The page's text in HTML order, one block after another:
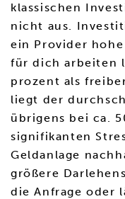
klassischen
nicht aus.
ein Provider
für dich arbeiten
prozent als
liegt der
übrigens bei ca.
signifikanten
Geldanlage
größere
die Anfrage oder